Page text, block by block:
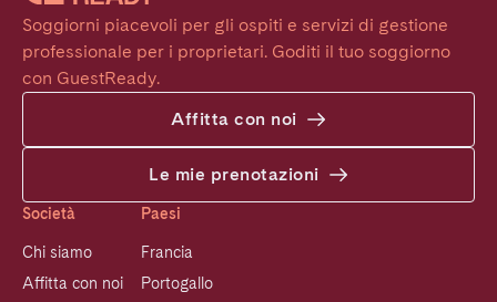
Soggiorni piacevoli per gli ospiti e servizi di gestione
professionale per i proprietari. Goditi il tuo soggiorno
con GuestReady.
Affitta con noi
Le mie prenotazioni
Società
Chi siamo
Affitta con noi
Paesi
Francia
Portogallo